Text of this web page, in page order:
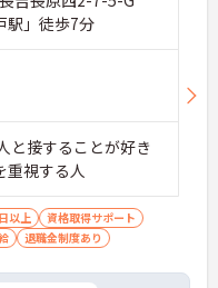
駅」徒歩7分
と接することが好き
重視する人
以上
資格取得サポート
退職金制度あり